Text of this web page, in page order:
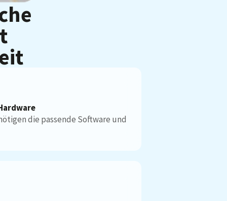
die passende Software und